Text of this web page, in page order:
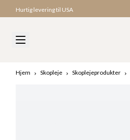
Hurtig levering til USA
Hjem Skopleje Skoplejeprodukter